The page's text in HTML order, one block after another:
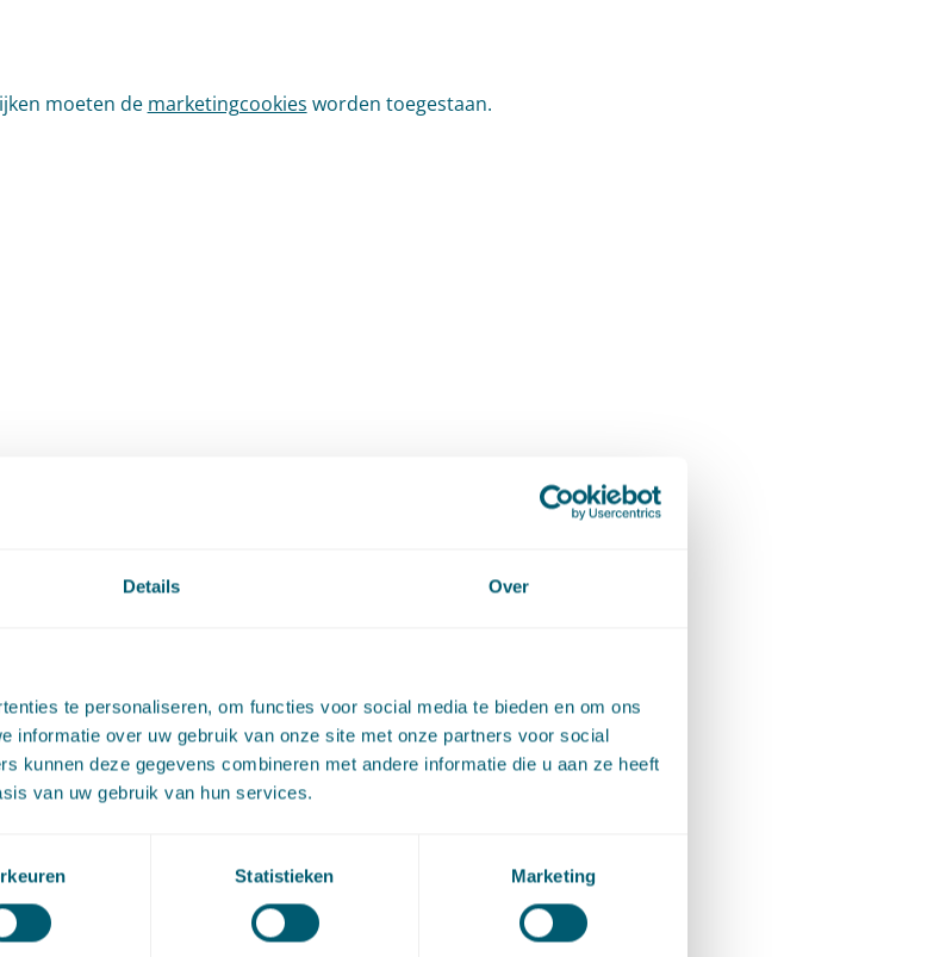
Details Over
te personaliseren, om functies voor social media te bieden en om ons
informatie over uw gebruik van onze site met onze partners voor social
kunnen deze gegevens combineren met andere informatie die u aan ze heeft
van uw gebruik van hun services.
Statistieken Marketing
moeten de marketingcookies worden toegestaan.
11 mei 2023,ECLI:NL:RBROT:2023:4148